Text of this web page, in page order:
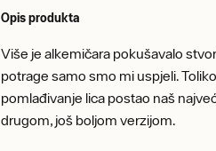
Opis produkta
Više je alkemičara pokušavalo
potrage samo smo mi uspjeli.
pomlađivanje lica postao naš
drugom, još boljom verzijom.